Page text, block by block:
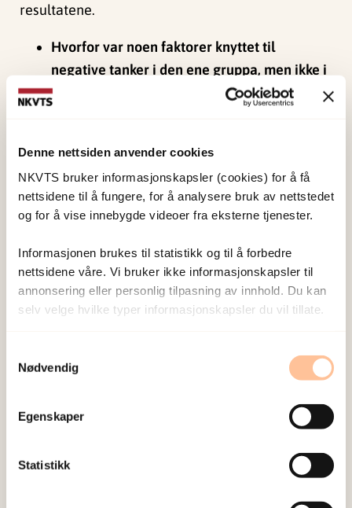
Denne nettsiden anvender cookies
NKVTS bruker informasjonskapsler (cookies) for å få
nettsidene til å fungere, for å analysere bruk av nettstedet
og for å vise innebygde videoer fra eksterne tjenester.
Informasjonen brukes til statistikk og til å forbedre
nettsidene våre. Vi bruker ikke informasjonskapsler til
annonsering eller personlig tilpasning av innhold. Du kan
selv velge hvilke typer informasjonskapsler du vil tillate.
Nødvendig
Egenskaper
Statistikk
resultatene.
Hvorfor var noen faktorer knyttet til
negative tanker i den ene gruppa, men ikke i
den andre?
symptomer varierer i de to gruppene, kan det
påvirke hvilke sammenhenger vi klarer å finne.
Derfor kan vi ikke si noe om kjønn og fysisk vold
hadde større betydning for hvilke tanker man
utvikler i den ene gruppa enn i den andre, men vi
kan si at kjønn og fysisk vold hadde en betydning
for ungdommene som overlevde terrorangrepet
på Utøya.
stressreaksjoner
Studien viser at det er en sterk sammenheng
posttraumatiske stressreaksjoner. Det betyr at de